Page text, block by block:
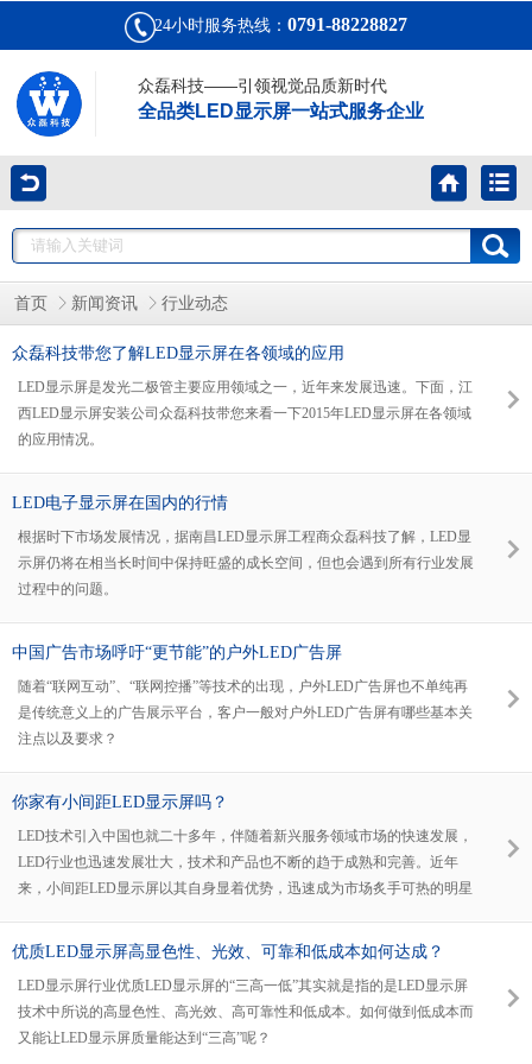
24小时服务热线：0791-88228827
众磊科技——引领视觉品质新时代
全品类LED显示屏一站式服务企业
首页 新闻资讯 行业动态
众磊科技带您了解LED显示屏在各领域的应用
LED显示屏是发光二极管主要应用领域之一，近年来发展迅速。下面，江
西LED显示屏安装公司众磊科技带您来看一下2015年LED显示屏在各领域
的应用情况。
LED电子显示屏在国内的行情
根据时下市场发展情况，据南昌LED显示屏工程商众磊科技了解，LED显
示屏仍将在相当长时间中保持旺盛的成长空间，但也会遇到所有行业发展
过程中的问题。
中国广告市场呼吁“更节能”的户外LED广告屏
随着“联网互动”、“联网控播”等技术的出现，户外LED广告屏也不单纯再
是传统意义上的广告展示平台，客户一般对户外LED广告屏有哪些基本关
注点以及要求？
你家有小间距LED显示屏吗？
LED技术引入中国也就二十多年，伴随着新兴服务领域市场的快速发展，
LED行业也迅速发展壮大，技术和产品也不断的趋于成熟和完善。近年
来，小间距LED显示屏以其自身显着优势，迅速成为市场炙手可热的明星
优质LED显示屏高显色性、光效、可靠和低成本如何达成？
LED显示屏行业优质LED显示屏的“三高一低”其实就是指的是LED显示屏
技术中所说的高显色性、高光效、高可靠性和低成本。如何做到低成本而
又能让LED显示屏质量能达到“三高”呢？